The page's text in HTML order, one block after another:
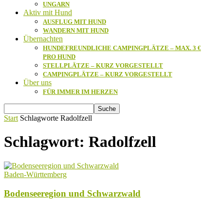
UNGARN
Aktiv mit Hund
AUSFLUG MIT HUND
WANDERN MIT HUND
Übernachten
HUNDEFREUNDLICHE CAMPINGPLÄTZE – MAX. 3 €
PRO HUND
STELLPLÄTZE – KURZ VORGESTELLT
CAMPINGPLÄTZE – KURZ VORGESTELLT
Über uns
FÜR IMMER IM HERZEN
Start Schlagworte Radolfzell
Schlagwort: Radolfzell
Baden-Württemberg
Bodenseeregion und Schwarzwald